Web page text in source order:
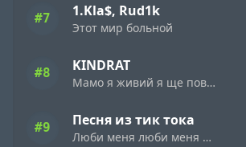
#7 1.Kla$, Rud1k
Этот мир больной
#8 KINDRAT
Мамо я живий я ще повернусь
#9 Песня из тик тока
Люби меня люби меня а speed up remix